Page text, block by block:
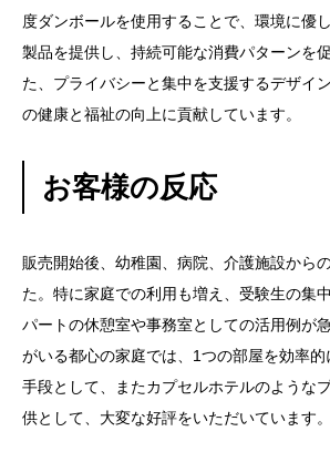
度ダンボールを使用することで、環境に優
製品を提供し、持続可能な消費パターンを
た、プライバシーと集中を支援するデザイ
の健康と福祉の向上に貢献しています。
お客様の反応
販売開始後、幼稚園、病院、介護施設から
た。特に家庭での利用も増え、受験生の集
パートの休憩室や事務室としての活用例が
がいる都心の家庭では、1つの部屋を効率
手段として、またカプセルホテルのような
供として、大変な好評をいただいています。